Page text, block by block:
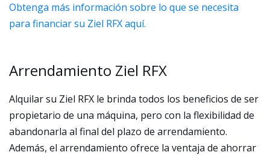
Obtenga más información sobre lo que se necesita
para financiar su Ziel RFX aquí.
Arrendamiento Ziel RFX
Alquilar su Ziel RFX le brinda todos los beneficios de ser
propietario de una máquina, pero con la flexibilidad de
abandonarla al final del plazo de arrendamiento.
Además, el arrendamiento ofrece la ventaja de ahorrar